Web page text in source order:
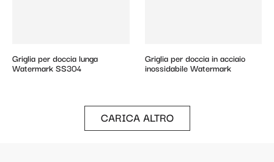
Griglia per doccia lunga
Watermark SS304
Griglia per doccia in acciaio
inossidabile Watermark
CARICA ALTRO